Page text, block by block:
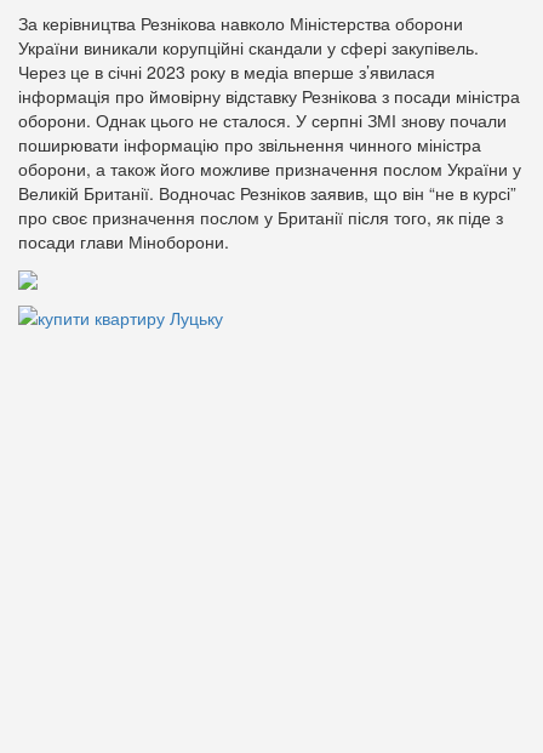
За керівництва Резнікова навколо Міністерства оборони
України виникали корупційні скандали у сфері закупівель.
Через це в січні 2023 року в медіа вперше з’явилася
інформація про ймовірну відставку Резнікова з посади міністра
оборони. Однак цього не сталося. У серпні ЗМІ знову почали
поширювати інформацію про звільнення чинного міністра
оборони, а також його можливе призначення послом України у
Великій Британії. Водночас Резніков заявив, що він “не в курсі”
про своє призначення послом у Британії після того, як піде з
посади глави Міноборони.